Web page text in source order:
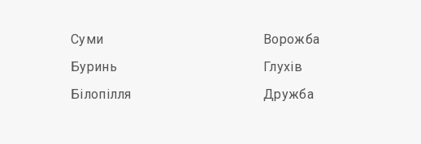
Суми
Буринь
Білопілля
Ворожба
Глухів
Дружба